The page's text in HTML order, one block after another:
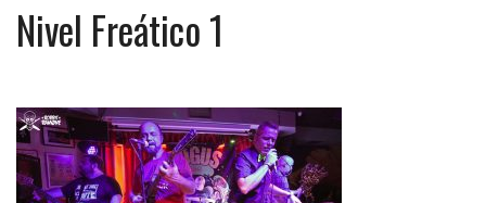
Nivel Freático 1